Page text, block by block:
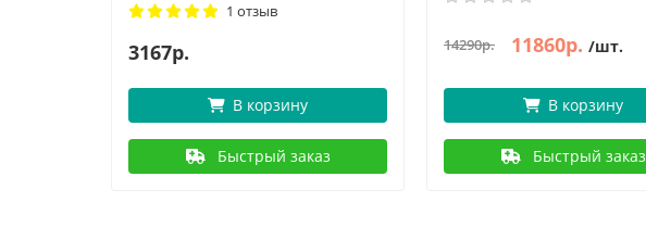
1 отзыв
3167р.
В корзину
Быстрый заказ
14290р. 11860р. /шт.
В корзину
Быстрый заказ